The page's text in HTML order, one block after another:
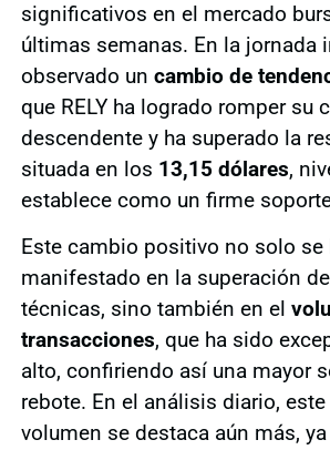
significativos en el mercado
últimas semanas. En la jornada
observado un cambio de
que RELY ha logrado romper su
descendente y ha superado la
situada en los 13,15 dólares,
establece como un firme
Este cambio positivo no solo se
manifestado en la superación
técnicas, sino también en el
transacciones, que ha sido
alto, confiriendo así una mayor
rebote. En el análisis diario,
volumen se destaca aún más,